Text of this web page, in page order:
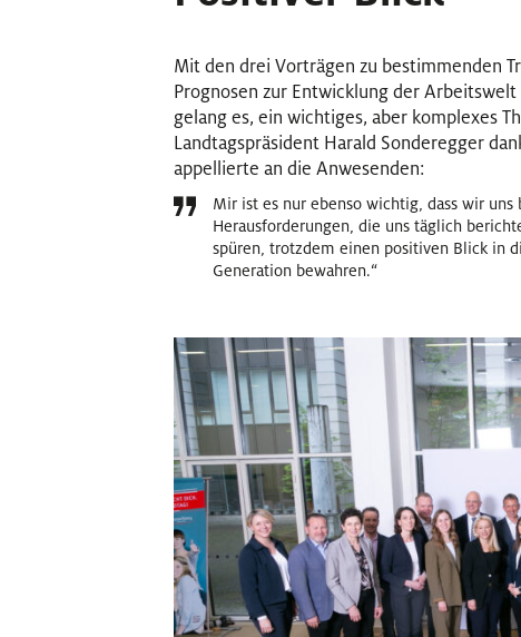
Mit den drei Vorträgen zu bestimmenden
Prognosen zur Entwicklung der
gelang es, ein wichtiges, aber komplexes
Landtagspräsident Harald Sonderegger
appellierte an die Anwesenden:
Mir ist es nur ebenso wichtig, dass wir
Herausforderungen, die uns täglich
spüren, trotzdem einen positiven Blick in
Generation bewahren.“